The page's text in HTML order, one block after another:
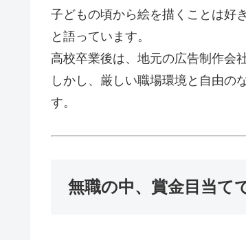
子どもの頃から絵を描くことは好
と語っています。
高校卒業後は、地元の広告制作会
しかし、厳しい職場環境と自由の
す。
無職の中、賞金目当て